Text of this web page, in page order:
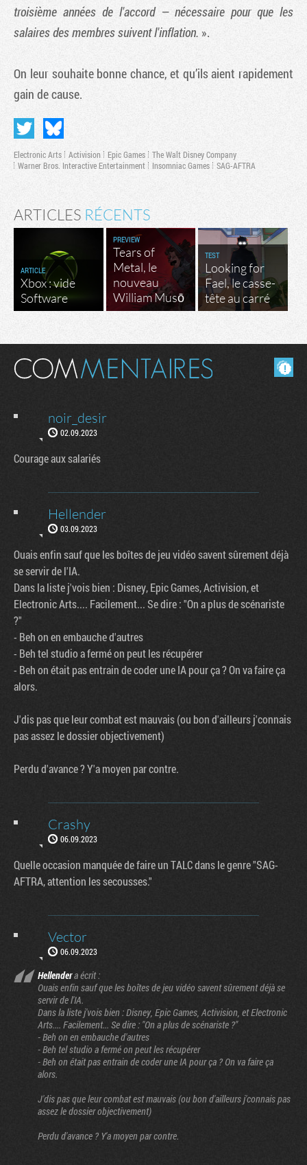
troisième années de l'accord — nécessaire pour que les
salaires des membres suivent l'inflation. ».
On leur souhaite bonne chance, et qu’ils aient rapidement
gain de cause.
Electronic Arts Activision Epic Games
The Walt Disney Company
Warner Bros. Interactive Entertainment
Insomniac Games SAG-AFTRA
ARTICLES RÉCENTS
ARTICLE
Xbox : vide
Software
PREVIEW
Tears of
Metal, le
nouveau
William Musō
TEST
Looking for
Fael, le casse-
tête au carré
Masquer les commentaires lus.
noir_desir
02.09.2023
Courage aux salariés
Hellender
03.09.2023
Ouais enfin sauf que les boîtes de jeu vidéo savent sûrement déjà
se servir de l'IA.
Dans la liste j'vois bien : Disney, Epic Games, Activision, et
Electronic Arts.... Facilement... Se dire : "On a plus de scénariste
?"
- Beh on en embauche d'autres
- Beh tel studio a fermé on peut les récupérer
- Beh on était pas entrain de coder une IA pour ça ? On va faire ça
alors.
J'dis pas que leur combat est mauvais (ou bon d'ailleurs j'connais
pas assez le dossier objectivement)
Perdu d'avance ? Y'a moyen par contre.
Crashy
06.09.2023
Quelle occasion manquée de faire un TALC dans le genre "SAG-
AFTRA, attention les secousses."
Vector
06.09.2023
Hellendera écrit :
Ouais enfin sauf que les boîtes de jeu vidéo savent sûrement déjà se
servir de l'IA.
Dans la liste j'vois bien : Disney, Epic Games, Activision, et Electronic
Arts.... Facilement... Se dire : "On a plus de scénariste ?"
- Beh on en embauche d'autres
- Beh tel studio a fermé on peut les récupérer
- Beh on était pas entrain de coder une IA pour ça ? On va faire ça
alors.
J'dis pas que leur combat est mauvais (ou bon d'ailleurs j'connais pas
assez le dossier objectivement)
Perdu d'avance ? Y'a moyen par contre.